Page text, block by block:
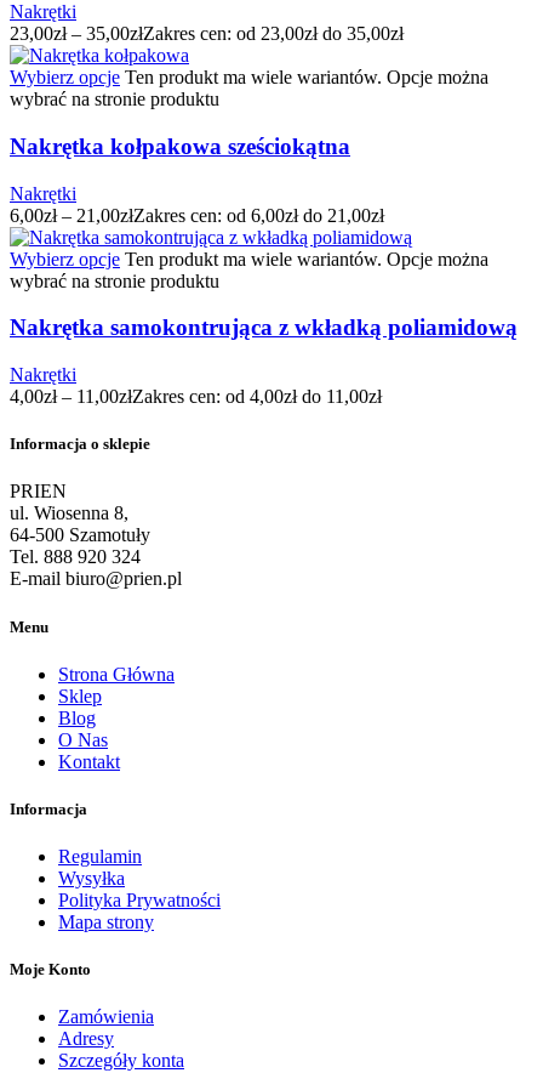
Nakrętki
23,00zł – 35,00złZakres cen: od 23,00zł do 35,00zł
Wybierz opcje Ten produkt ma wiele wariantów. Opcje można
wybrać na stronie produktu
Nakrętka kołpakowa sześciokątna
Nakrętki
6,00zł – 21,00złZakres cen: od 6,00zł do 21,00zł
Wybierz opcje Ten produkt ma wiele wariantów. Opcje można
wybrać na stronie produktu
Nakrętka samokontrująca z wkładką poliamidową
Nakrętki
4,00zł – 11,00złZakres cen: od 4,00zł do 11,00zł
Informacja o sklepie
PRIEN
ul. Wiosenna 8,
64-500 Szamotuły
Tel. 888 920 324
E-mail biuro@prien.pl
Menu
Strona Główna
Sklep
Blog
O Nas
Kontakt
Informacja
Regulamin
Wysyłka
Polityka Prywatności
Mapa strony
Moje Konto
Zamówienia
Adresy
Szczegóły konta